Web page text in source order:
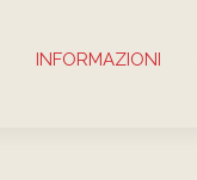
INFORMAZIONI